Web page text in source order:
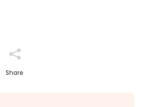
Share